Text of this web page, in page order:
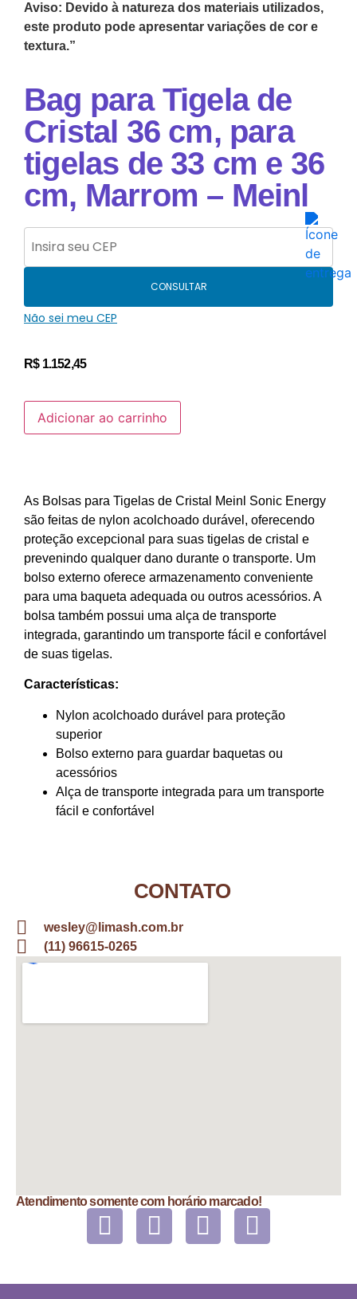
Aviso: Devido à natureza dos materiais utilizados,
este produto pode apresentar variações de cor e
textura.”
Bag para Tigela de
Cristal 36 cm, para
tigelas de 33 cm e 36
cm, Marrom – Meinl
CONSULTAR
Não sei meu CEP
R$1.152,45
Adicionar ao carrinho
As Bolsas para Tigelas de Cristal Meinl Sonic Energy
são feitas de nylon acolchoado durável, oferecendo
proteção excepcional para suas tigelas de cristal e
prevenindo qualquer dano durante o transporte. Um
bolso externo oferece armazenamento conveniente
para uma baqueta adequada ou outros acessórios. A
bolsa também possui uma alça de transporte
integrada, garantindo um transporte fácil e confortável
de suas tigelas.
Características:
Nylon acolchoado durável para proteção
superior
Bolso externo para guardar baquetas ou
acessórios
Alça de transporte integrada para um transporte
fácil e confortável
CONTATO
wesley@limash.com.br
(11) 96615-0265
Atendimento somente com horário marcado!